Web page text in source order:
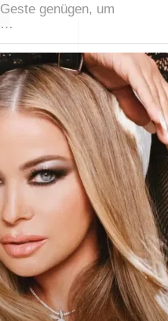
genügen, um